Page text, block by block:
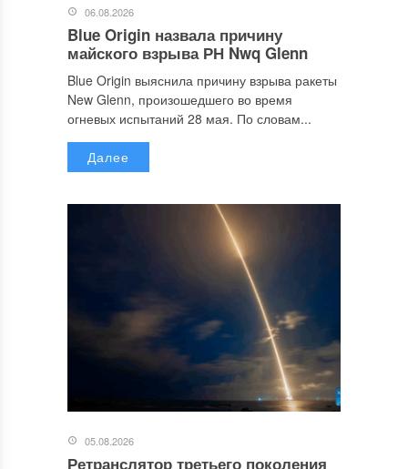
06.08.2026
Blue Origin назвала причину
майского взрыва РН Nwq Glenn
Blue Origin выяснила причину взрыва ракеты
New Glenn, произошедшего во время
огневых испытаний 28 мая. По словам...
Далее
05.08.2026
Ретранслятор третьего поколения